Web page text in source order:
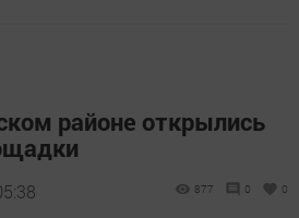
районе открылись
877 0 0